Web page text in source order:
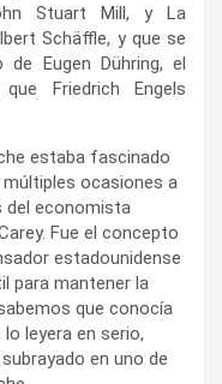
Stuart Mill, y La
Schäffle, y que se
Eugen Dühring, el
Friedrich Engels
estaba fascinado
ocasiones a
del economista
Fue el concepto
estadounidense
para mantener la
que conocía
leyera en serio,
en uno de